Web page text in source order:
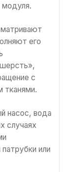
модуля.
его
с
тканями.
насос, вода
случаях
или